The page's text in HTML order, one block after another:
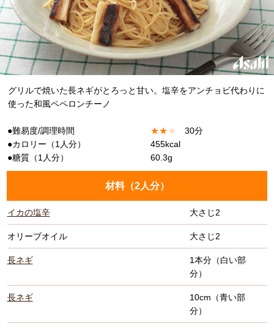
グリルで焼いた長ネギがとろっと甘い。塩辛をアンチョビ代わりに
使った和風ペペロンチーノ
●難易度/調理時間 ★★★
30分
●カロリー（1人分）
455kcal
●糖質（1人分）
60.3g
材料（2人分）
イカの塩辛 大さじ2
オリーブオイル 大さじ2
長ネギ
1本分（白い部
分）
長ネギ
10cm（青い部
分）